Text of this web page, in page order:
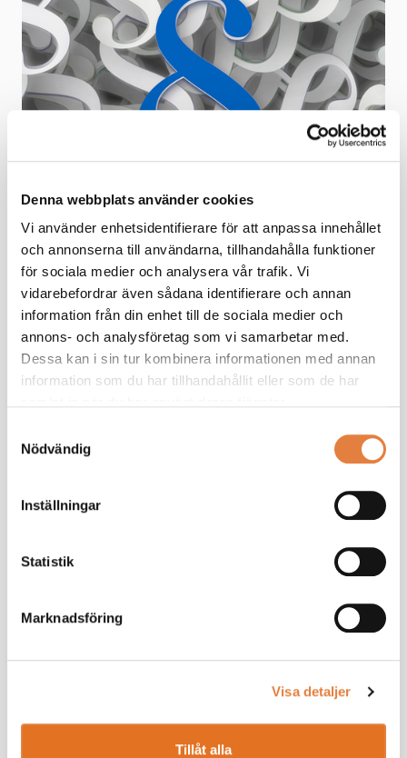
Denna webbplats använder cookies
Vi använder enhetsidentifierare för att anpassa innehållet
och annonserna till användarna, tillhandahålla funktioner
för sociala medier och analysera vår trafik. Vi
vidarebefordrar även sådana identifierare och annan
information från din enhet till de sociala medier och
annons- och analysföretag som vi samarbetar med.
Dessa kan i sin tur kombinera informationen med annan
information som du har tillhandahållit eller som de har
Nödvändig
Inställningar
Statistik
Marknadsföring
Visa detaljer
Tillåt alla
Som medlem får du ta del av
medlemsexklusivt innehåll
Ta de lav branschanpassade kollektivavtal som
Saknar du ett medlemskonto?